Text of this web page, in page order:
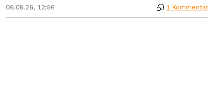
06.08.26, 12:56 1 Kommentar